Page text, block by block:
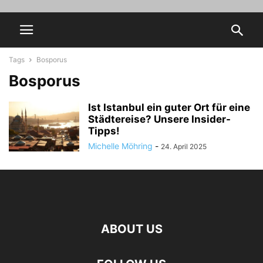
Tags Bosporus
Bosporus
Ist Istanbul ein guter Ort für eine
Städtereise? Unsere Insider-
Tipps!
Michelle Möhring - 24. April 2025
ABOUT US